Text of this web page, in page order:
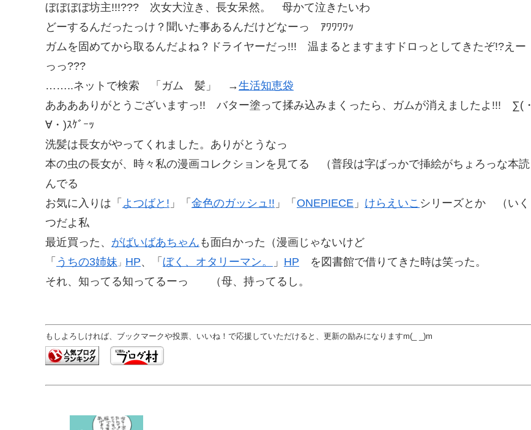
ぼぼぼぼ坊主!!!??? 次女大泣き、長女呆然。 母かて泣きたいわ
どーするんだったっけ？聞いた事あるんだけどなーっ ｱﾜﾜﾜﾜｯ
ガムを固めてから取るんだよね？ドライヤーだっ!!! 温まるとますますドロっとしてきたぞ!?えー
っっ???
……..ネットで検索 「ガム 髪」 →生活知恵袋
あああありがとうございますっ!! バター塗って揉み込みまくったら、ガムが消えましたよ!!! ∑(・
∀・)ｽｹﾞｰｯ
洗髪は長女がやってくれました。ありがとうなっ
本の虫の長女が、時々私の漫画コレクションを見てる （普段は字ばっかで挿絵がちょろっな本読
んでる
お気に入りは「 よつばと! 」「 金色のガッシュ!! 」「 ONEPIECE 」 けらえいこ シリーズとか （いく
つだよ私
最近買った、 がばいばあちゃん も面白かった（漫画じゃないけど
「 うちの3姉妹 」 HP、「 ぼく、オタリーマン。 」 HP を図書館で借りてきた時は笑った。
それ、知ってる知ってるーっ （母、持ってるし。
もしよろしければ、ブックマークや投票、いいね！で応援していただけると、更新の励みになりますm(_ _)m